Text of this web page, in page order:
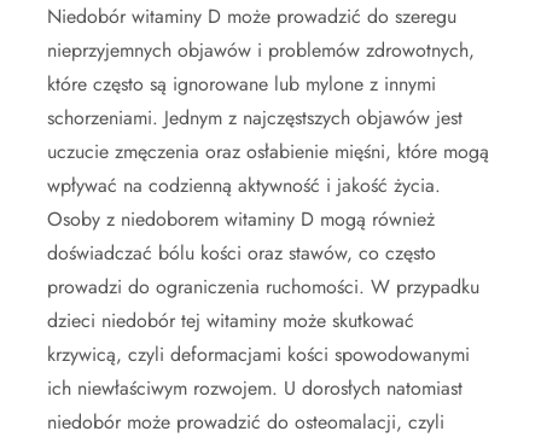
Niedobór witaminy D może prowadzić do szeregu
nieprzyjemnych objawów i problemów zdrowotnych,
które często są ignorowane lub mylone z innymi
schorzeniami. Jednym z najczęstszych objawów jest
uczucie zmęczenia oraz osłabienie mięśni, które mogą
wpływać na codzienną aktywność i jakość życia.
Osoby z niedoborem witaminy D mogą również
doświadczać bólu kości oraz stawów, co często
prowadzi do ograniczenia ruchomości. W przypadku
dzieci niedobór tej witaminy może skutkować
krzywicą, czyli deformacjami kości spowodowanymi
ich niewłaściwym rozwojem. U dorosłych natomiast
niedobór może prowadzić do osteomalacji, czyli